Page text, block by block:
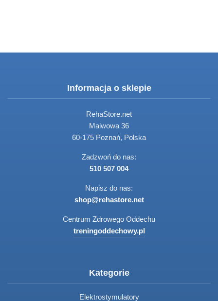
Informacja o sklepie
RehaStore.net
Malwowa 36
60-175 Poznań, Polska
Zadzwoń do nas:
510 507 004
Napisz do nas:
shop@rehastore.net
Centrum Zdrowego Oddechu
treningoddechowy.pl
Kategorie
Elektrostymulatory